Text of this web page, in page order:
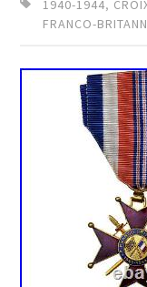
1940-1944,
FRANCO-